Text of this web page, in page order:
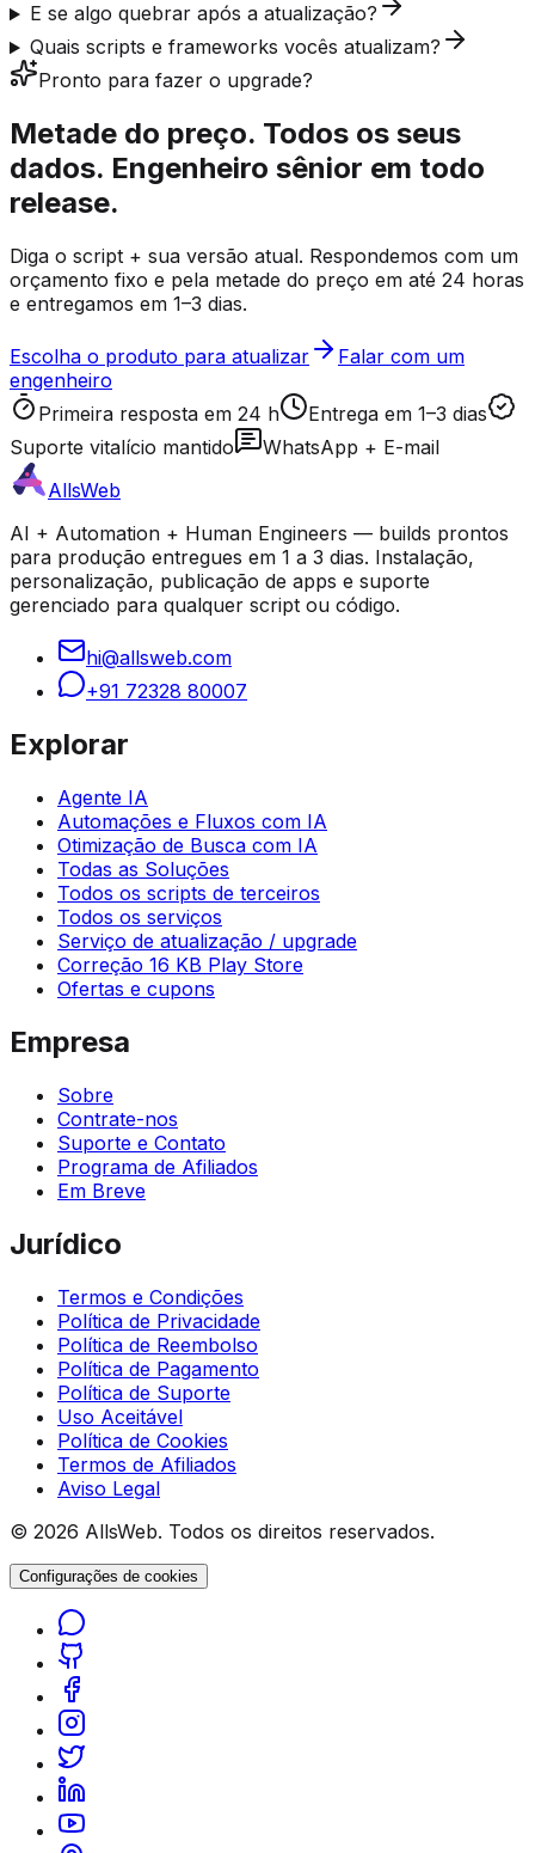
E se algo quebrar após a atualização?
Quais scripts e frameworks vocês atualizam?
Pronto para fazer o upgrade?
Metade do preço. Todos os seus
dados. Engenheiro sênior em todo
release.
Diga o script + sua versão atual. Respondemos com um
orçamento fixo e pela metade do preço em até 24 horas
e entregamos em 1–3 dias.
Escolha o produto para atualizar
Falar com um
engenheiro
Primeira resposta em 24 h
Entrega em 1–3 dias
Suporte vitalício mantido
WhatsApp + E-mail
AllsWeb
AI + Automation + Human Engineers — builds prontos
para produção entregues em 1 a 3 dias. Instalação,
personalização, publicação de apps e suporte
gerenciado para qualquer script ou código.
hi@allsweb.com
+91 72328 80007
Explorar
Agente IA
Automações e Fluxos com IA
Otimização de Busca com IA
Todas as Soluções
Todos os scripts de terceiros
Todos os serviços
Serviço de atualização / upgrade
Correção 16 KB Play Store
Ofertas e cupons
Empresa
Sobre
Contrate-nos
Suporte e Contato
Programa de Afiliados
Em Breve
Jurídico
Termos e Condições
Política de Privacidade
Política de Reembolso
Política de Pagamento
Política de Suporte
Uso Aceitável
Política de Cookies
Termos de Afiliados
Aviso Legal
© 2026 AllsWeb. Todos os direitos reservados.
Configurações de cookies